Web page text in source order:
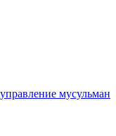
мусульман